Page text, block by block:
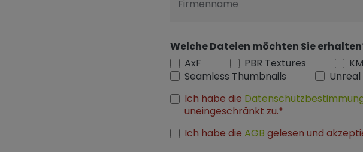
Firmenname
Welche Dateien möchten Sie
AxF
PBR Textures
Seamless Thumbnails
Unreal
Ich habe die
uneingeschränkt zu.*
Ich habe die AGB gelesen und